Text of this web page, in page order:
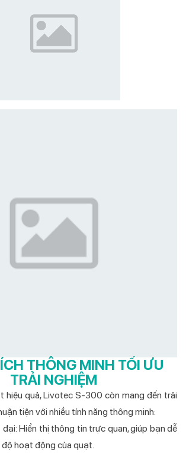
THÔNG MINH TỐI ƯU
TRẢI NGHIỆM
hiệu quả, Livotec S-300 còn mang đến trải
tiện với nhiều tính năng thông minh:
đại: Hiển thị thông tin trực quan, giúp bạn dễ
hoạt động của quạt.